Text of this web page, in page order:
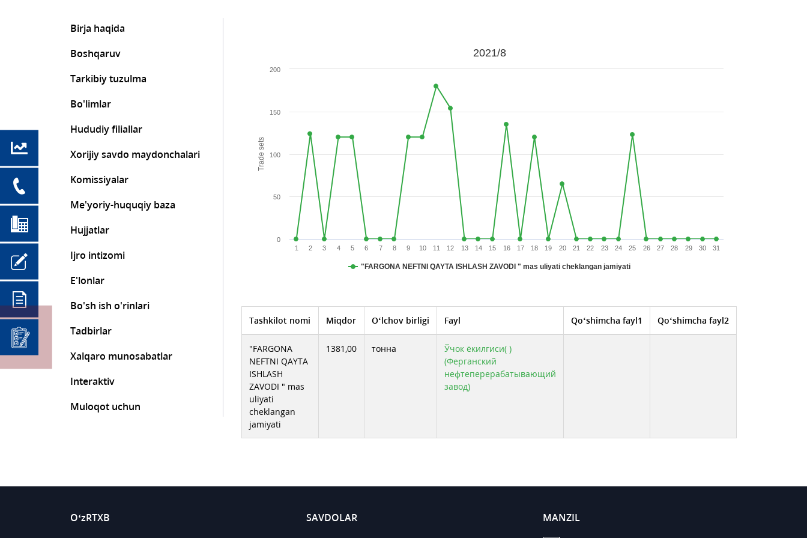
Birja haqida
Boshqaruv
Tarkibiy tuzulma
Bo'limlar
Hududiy filiallar
Xorijiy savdo maydonchalari
Komissiyalar
Me'yoriy-huquqiy baza
Hujjatlar
Ijro intizomi
E'lonlar
Bo'sh ish o'rinlari
Tadbirlar
Xalqaro munosabatlar
Interaktiv
Muloqot uchun
Trade sets
2021/8
"FARGONA NEFTNI QAYTA ISHLASH ZAVODI " mas uliyati cheklangan jamiyati
1 2 3 4 5 6 7 8 9 10 11 12 13 14 15 16 17 18 19 20 21 22 23 24 25 26 27 28 29 30 31
0
50
100
150
200
Tashkilot nomi Miqdor O‘lchov birligi Fayl Qo‘shimcha fayl1 Qo‘shimcha fayl2
"FARGONA
NEFTNI QAYTA
ISHLASH
ZAVODI " mas
uliyati
cheklangan
jamiyati
1381,00 тонна
Ўчок ёкилгиси( )
(Ферганский
нефтеперерабатывающий
завод)
O‘zRTXB SAVDOLAR MANZIL